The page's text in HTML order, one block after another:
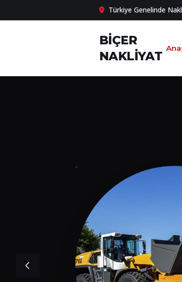
Türkiye Genelinde
BİÇER
NAKLİYAT